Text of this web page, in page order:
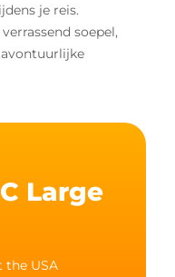
je reis.
soepel,
Large
the USA